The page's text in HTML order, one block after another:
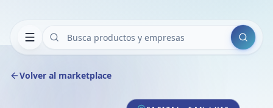
Buscar
Volver al marketplace